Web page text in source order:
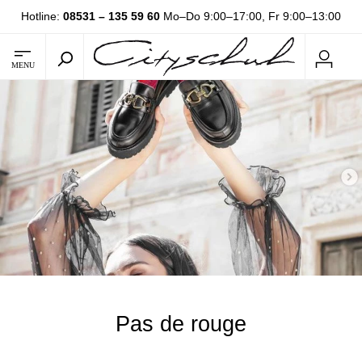
Hotline: 08531 – 135 59 60 Mo–Do 9:00–17:00, Fr 9:00–13:00
MENU
Pas de rouge